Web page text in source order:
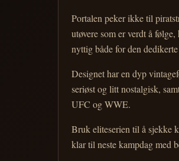
Portalen peker ikke til
utøvere som er verdt å
nyttig både for den
Designet har en dyp
seriøst og litt nostalgisk,
UFC og WWE.
Bruk eliteserien til å sjekke
klar til neste kampdag med